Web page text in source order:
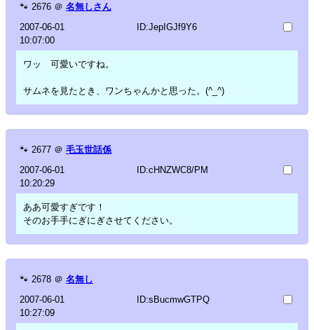
🐾 2676 ＠ 名無しさん
2007-06-01
10:07:00
ID:JepIGJf9Y6
ワッ 可愛いですね。
サムネを見たとき、ワンちゃんかと思った。(^_^)
🐾 2677 ＠ 毛玉世話係
2007-06-01
10:20:29
ID:cHNZWC8/PM
ああ可愛すぎです！
そのお手手にぎにぎさせてください。
🐾 2678 ＠ 名無し
2007-06-01
10:27:09
ID:sBucmwGTPQ